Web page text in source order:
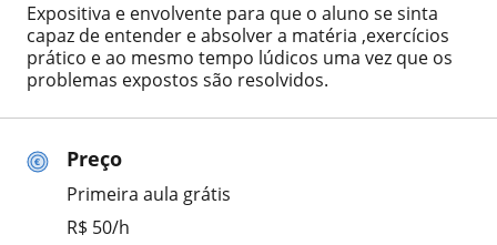
Preço
Primeira aula grátis
R$ 50/h
Expositiva e envolvente para que o aluno se sinta
capaz de entender e absolver a matéria ,exercícios
prático e ao mesmo tempo lúdicos uma vez que os
problemas expostos são resolvidos.